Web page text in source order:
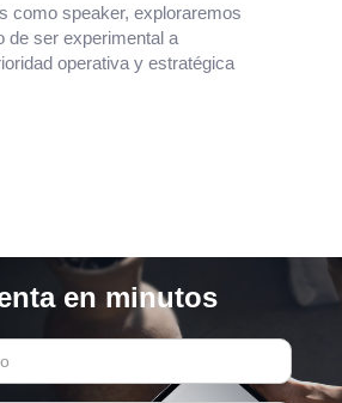
como speaker, exploraremos
de ser experimental a
operativa y estratégica
en minutos